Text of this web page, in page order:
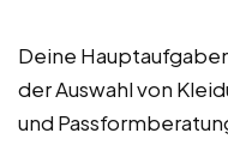
Deine
der Auswahl von
und